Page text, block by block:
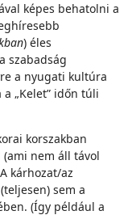
képes behatolni a
) éles
szabadság
a nyugati kultúra
„Kelet” időn túli
korszakban
nem áll távol
kárhozat/az
sem a
(Így például a